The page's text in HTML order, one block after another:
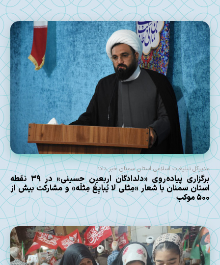
مدیرکل تبلیغات اسلامی استان سمنان خبر داد؛
برگزاری پیاده‌روی «دلدادگان اربعین حسینی» در ۳۹ نقطه
استان سمنان با شعار «مِثلی لا یُبایِعُ مِثلَه» و مشارکت بیش از
۵۰۰ موکب